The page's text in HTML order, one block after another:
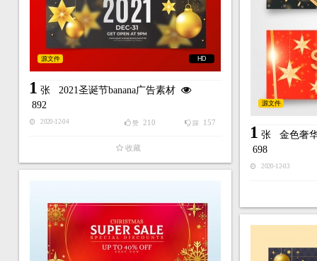
HD
源文件
1 张 2021圣诞节banana广告素材
892
2020-12-04 踩 157
赞 210
收藏
源文件
1 张 金色奢
698
2020-12-03